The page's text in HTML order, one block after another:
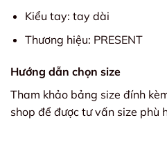
Kiểu tay: tay dài
Thương hiệu: PRESENT
Hướng dẫn chọn size
Tham khảo bảng size đính
shop để được tư vấn size phù